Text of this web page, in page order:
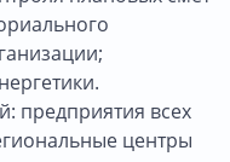
предприятия всех
центры